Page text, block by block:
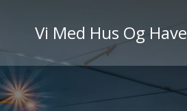
til
indhold
Vi Med Hus Og Have